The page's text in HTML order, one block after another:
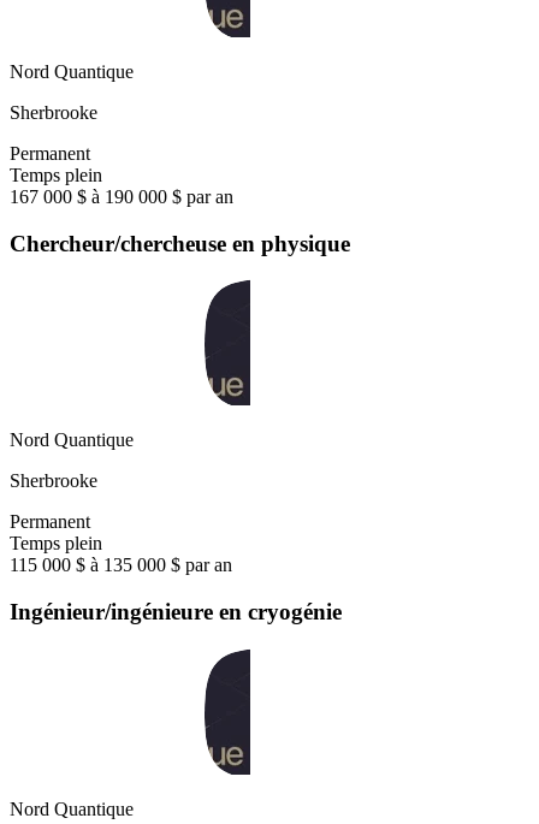
Nord Quantique
Sherbrooke
Permanent
Temps plein
167 000 $ à 190 000 $ par an
Chercheur/chercheuse en physique
Nord Quantique
Sherbrooke
Permanent
Temps plein
115 000 $ à 135 000 $ par an
Ingénieur/ingénieure en cryogénie
Nord Quantique